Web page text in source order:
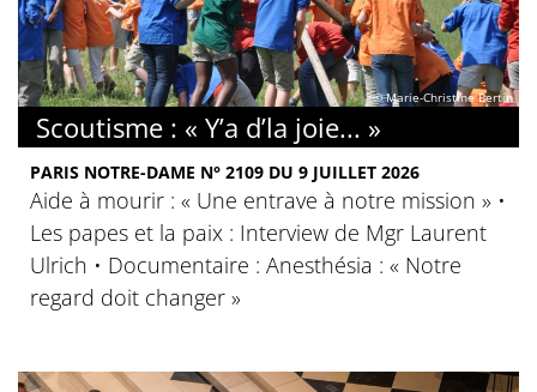
© Marie-Christine Bertin
Scoutisme : « Y’a d’la joie... »
PARIS NOTRE-DAME N° 2109 DU 9 JUILLET 2026
Aide à mourir : « Une entrave à notre mission » •
Les papes et la paix : Interview de Mgr Laurent
Ulrich • Documentaire : Anesthésia : « Notre
regard doit changer »